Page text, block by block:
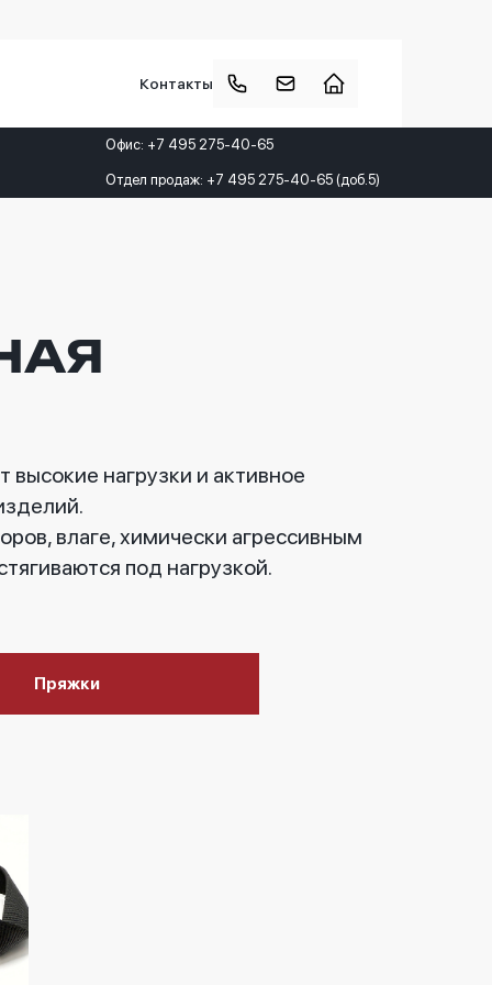
Контакты
Офис: +7 495 275-40-65
Отдел продаж: +7 495 275-40-65 (доб.5)
нагрузки и активное
влаге, химически агрессивным
под нагрузкой.
Пряжки